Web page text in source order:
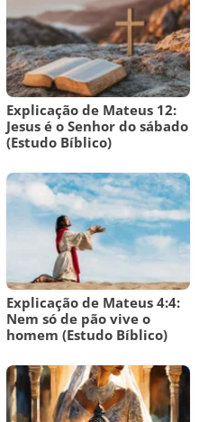
Explicação de Mateus 12:
Jesus é o Senhor do sábado
(Estudo Bíblico)
Explicação de Mateus 4:4:
Nem só de pão vive o
homem (Estudo Bíblico)